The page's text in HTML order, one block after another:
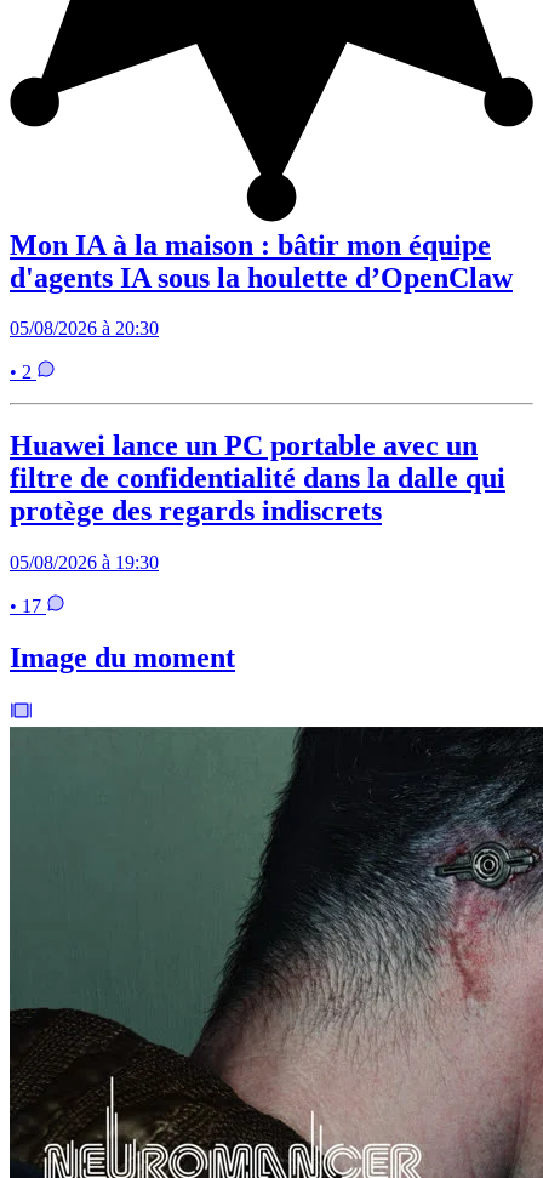
Mon IA à la maison : bâtir mon équipe
d'agents IA sous la houlette d’OpenClaw
05/08/2026 à 20:30
• 2
Huawei lance un PC portable avec un
filtre de confidentialité dans la dalle qui
protège des regards indiscrets
05/08/2026 à 19:30
• 17
Image du moment